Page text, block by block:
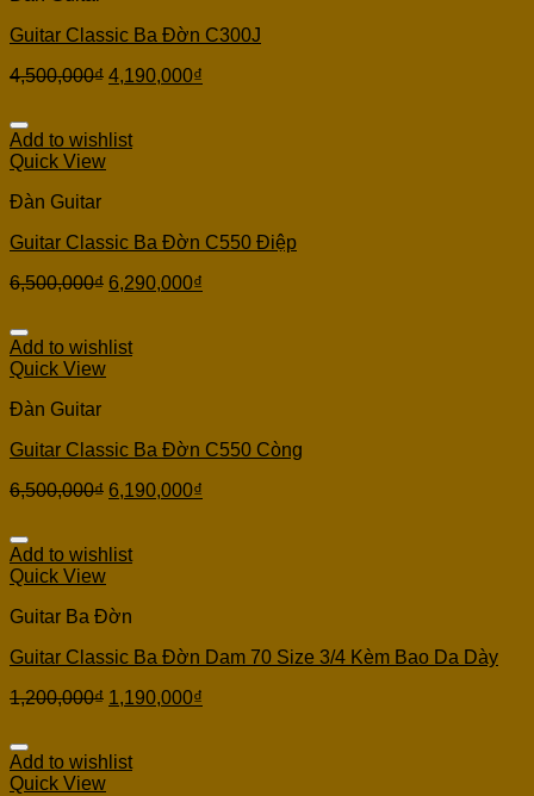
Guitar Classic Ba Đờn C300J
4,500,000₫ 4,190,000₫
Add to wishlist
Quick View
Đàn Guitar
Guitar Classic Ba Đờn C550 Điệp
6,500,000₫ 6,290,000₫
Add to wishlist
Quick View
Đàn Guitar
Guitar Classic Ba Đờn C550 Còng
6,500,000₫ 6,190,000₫
Add to wishlist
Quick View
Guitar Ba Đờn
Guitar Classic Ba Đờn Dam 70 Size 3/4 Kèm Bao Da Dày
1,200,000₫ 1,190,000₫
Add to wishlist
Quick View